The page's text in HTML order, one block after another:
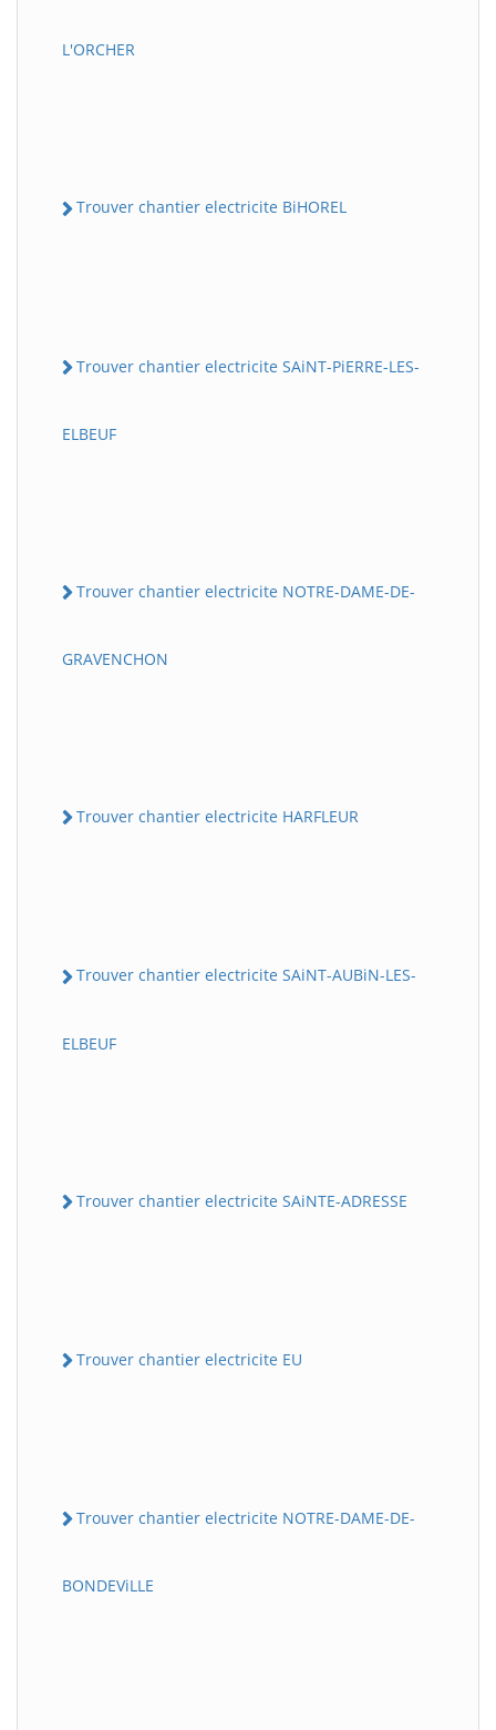
L'ORCHER
Trouver chantier electricite BiHOREL
Trouver chantier electricite SAiNT-PiERRE-LES-
ELBEUF
Trouver chantier electricite NOTRE-DAME-DE-
GRAVENCHON
Trouver chantier electricite HARFLEUR
Trouver chantier electricite SAiNT-AUBiN-LES-
ELBEUF
Trouver chantier electricite SAiNTE-ADRESSE
Trouver chantier electricite EU
Trouver chantier electricite NOTRE-DAME-DE-
BONDEViLLE